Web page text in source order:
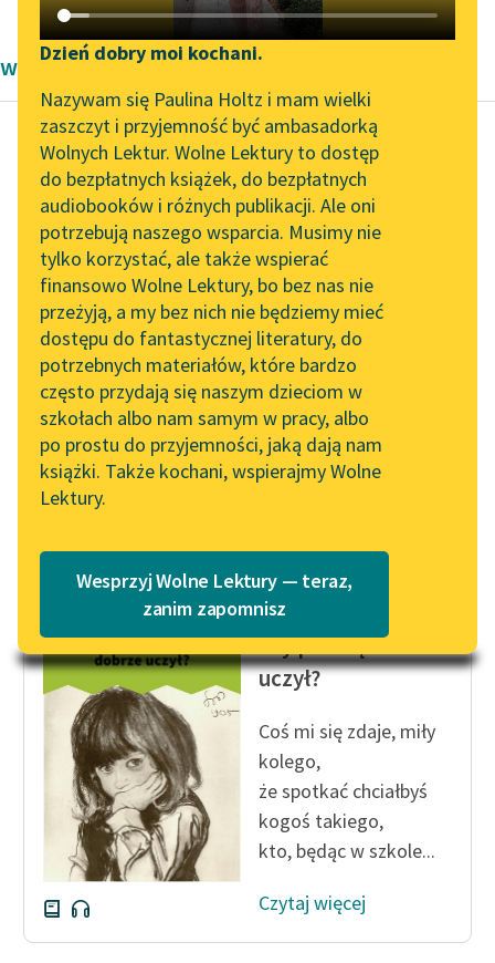
Katalog DAISY
Podkasty o książkach
Zgłoś brak utworu
Aktualności
„Prokurator Alicja Horn”
do słuchania
Byliśmy częścią AI Impact
Lab
Zapraszamy na spotkanie
online z tłumaczkami
literatury skandynawskiej
Spotkanie z Katarzyną
Tunkiel w Oslo
102. lata temu zmarł
Joseph Conrad
Lektury szkolne i klasyka
literatury do słuchania dla
uczennic i uczniów z
niepełnosprawnościami
E-kolekcja lektur
szkolnych i literatury do
słuchania dla uczennic i
uczniów z
niepełnosprawnościami
Feministyczne inspiracje.
Popularyzacja
skandynawskiej literatury
Narzędzia
Mapa Wolnych Lektur
Leśmianator
Przewodnik dla piszących i
czytających
API
OAI-PMH
Widget Wolnych Lektur
Przypisy
Katalog w formacie PDF
Dzień dobry moi kochani.
Nazywam się Paulina Holtz i mam wielki
zaszczyt i przyjemność być ambasadorką
Wolnych Lektur. Wolne Lektury to dostęp
do bezpłatnych książek, do bezpłatnych
audiobooków i różnych publikacji. Ale oni
potrzebują naszego wsparcia. Musimy nie
tylko korzystać, ale także wspierać
finansowo Wolne Lektury, bo bez nas nie
przeżyją, a my bez nich nie będziemy mieć
dostępu do fantastycznej literatury, do
potrzebnych materiałów, które bardzo
często przydają się naszym dzieciom w
szkołach albo nam samym w pracy, albo
po prostu do przyjemności, jaką dają nam
książki. Także kochani, wspierajmy Wolne
Lektury.
Wesprzyj Wolne Lektury — teraz,
zanim zapomnisz
wiersze Paweł Beręsewicz
Paweł Beręsewicz
Czy lubił pan
chodzić do szkoły?
Tutaj odpowiedź
będzie szybka:
gdy lodowaty wicher
powiał
i naszą panią zmogła
grypka,
nie bardzo...
Paweł Beręsewicz
Czy pan się dobrze
uczył?
Coś mi się zdaje, miły
kolego,
że spotkać chciałbyś
kogoś takiego,
kto, będąc w szkole...
Czytaj więcej